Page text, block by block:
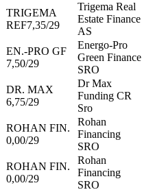
TRIGEMA
REF7,35/29
Trigema Real
Estate Finance
AS
EN.-PRO GF
7,50/29
Energo-Pro
Green Finance
SRO
DR. MAX
6,75/29
Dr Max
Funding CR
Sro
ROHAN FIN.
0,00/29
Rohan
Financing
SRO
ROHAN FIN.
0,00/29
Rohan
Financing
SRO